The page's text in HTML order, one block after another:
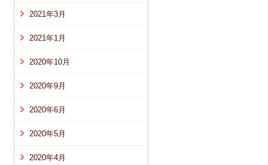
2021年3月
2021年1月
2020年10月
2020年9月
2020年6月
2020年5月
2020年4月